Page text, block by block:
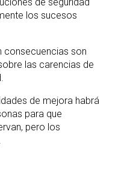
los sucesos
consecuencias son
las carencias de
de mejora habrá
para que
pero los